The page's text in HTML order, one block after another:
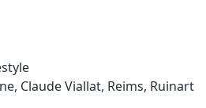
, Claude Viallat, Reims, Ruinart